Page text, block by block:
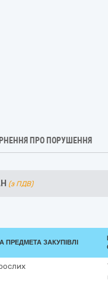
ПРО ПОРУШЕННЯ
(з ПДВ)
ПРЕДМЕТА ЗАКУПІВЛІ